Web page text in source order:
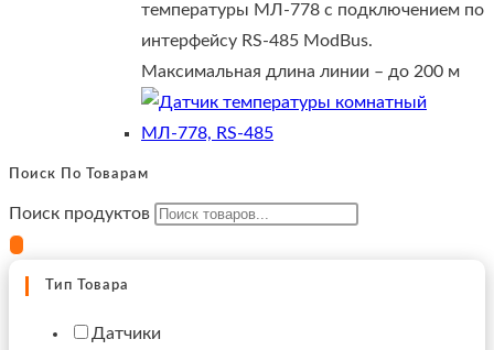
температуры МЛ-778 с подключением по
интерфейсу RS-485 ModBus.
Максимальная длина линии – до 200 м
Поиск По Товарам
Поиск продуктов
Тип Товара
Датчики